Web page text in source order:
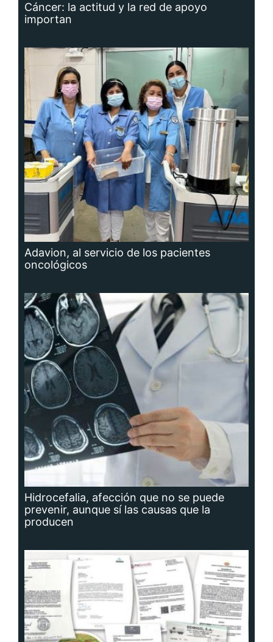
Cáncer: la actitud y la red de apoyo
importan
Adavion, al servicio de los pacientes
oncológicos
Hidrocefalia, afección que no se puede
prevenir, aunque sí las causas que la
producen